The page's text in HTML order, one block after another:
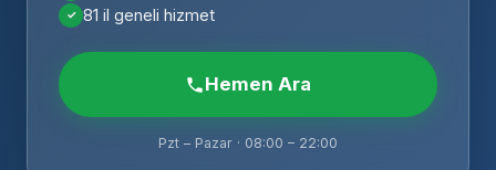
81 il geneli hizmet
Hemen Ara
Pzt – Pazar · 08:00 – 22:00